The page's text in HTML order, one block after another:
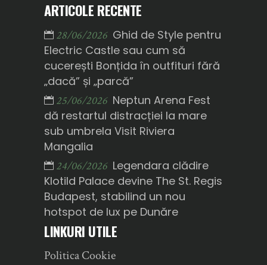
ARTICOLE RECENTE
28/06/2026 Ghid de Style pentru
Electric Castle sau cum să
cucerești Bonțida în outfituri fără
„dacă” și „parcă”
25/06/2026 Neptun Arena Fest
dă restartul distracției la mare
sub umbrela Visit Riviera
Mangalia
24/06/2026 Legendara clădire
Klotild Palace devine The St. Regis
Budapest, stabilind un nou
hotspot de lux pe Dunăre
LINKURI UTILE
Politica Cookie